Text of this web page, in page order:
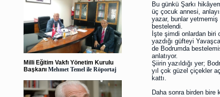
Milli Eğitim Vakfı Yönetim Kurulu
Başkanı Mehmet Temel ile Röportaj
Bu günkü Şarkı
üç çocuk annesi,
yazar, bunlar yetmemiş
bestelendi.
İşte şimdi onlardan biri
yazdığı güfteyi
de Bodrumda
anlatıyor.
Şiirin yazıldığı yer;
yıl çok güzel çiçekler
kattı.
Daha sonra birden